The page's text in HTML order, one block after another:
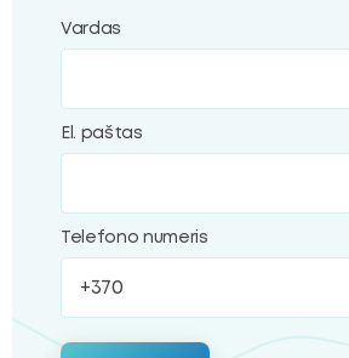
Vardas
El. paštas
Telefono numeris